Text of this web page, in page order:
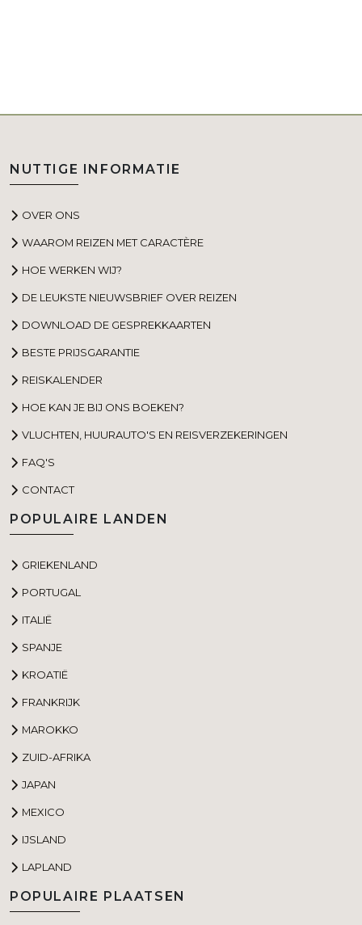
NUTTIGE INFORMATIE
OVER ONS
WAAROM REIZEN MET CARACTÈRE
HOE WERKEN WIJ?
DE LEUKSTE NIEUWSBRIEF OVER REIZEN
DOWNLOAD DE GESPREKKAARTEN
BESTE PRIJSGARANTIE
REISKALENDER
HOE KAN JE BIJ ONS BOEKEN?
VLUCHTEN, HUURAUTO'S EN REISVERZEKERINGEN
FAQ'S
CONTACT
POPULAIRE LANDEN
GRIEKENLAND
PORTUGAL
ITALIË
SPANJE
KROATIË
FRANKRIJK
MAROKKO
ZUID-AFRIKA
JAPAN
MEXICO
IJSLAND
LAPLAND
POPULAIRE PLAATSEN